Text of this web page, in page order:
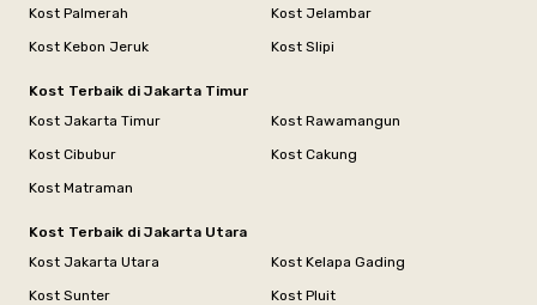
Kost Palmerah
Kost Jelambar
Kost Kebon Jeruk
Kost Slipi
Kost Terbaik di Jakarta Timur
Kost Jakarta Timur
Kost Rawamangun
Kost Cibubur
Kost Cakung
Kost Matraman
Kost Terbaik di Jakarta Utara
Kost Jakarta Utara
Kost Kelapa Gading
Kost Sunter
Kost Pluit